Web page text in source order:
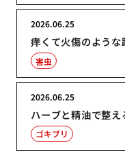
痒くて火傷のよう
2026.06.25
害虫
ハーブと精油で整
2026.06.25
ゴキブリ